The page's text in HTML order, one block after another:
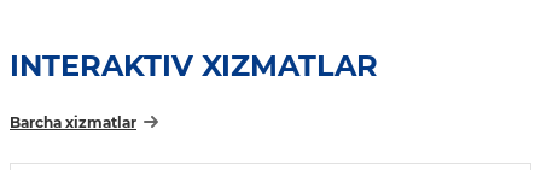
INTERAKTIV XIZMATLAR
Barcha xizmatlar